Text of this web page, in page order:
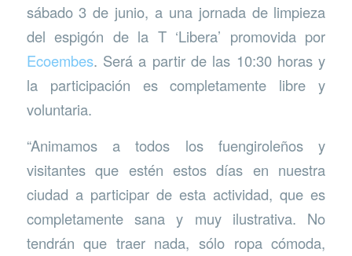
sábado 3 de junio, a una jornada de limpieza
del espigón de la T ‘Libera’ promovida por
Ecoembes. Será a partir de las 10:30 horas y
la participación es completamente libre y
voluntaria.
“Animamos a todos los fuengiroleños y
visitantes que estén estos días en nuestra
ciudad a participar de esta actividad, que es
completamente sana y muy ilustrativa. No
tendrán que traer nada, sólo ropa cómoda,